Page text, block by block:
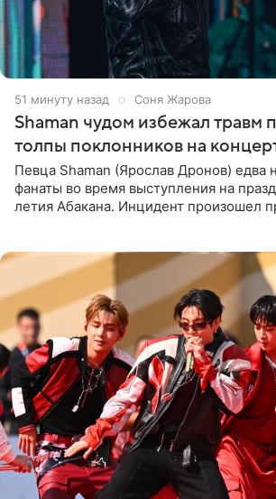
51 минуту назад Соня Жарова
Shaman чудом избежал травм
толпы поклонников на
Певца Shaman (Ярослав Дронов) едва
фанаты во время выступления на
летия Абакана. Инцидент произошел